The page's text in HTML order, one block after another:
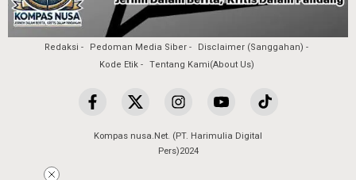
Redaksi Pedoman Media Siber
Disclaimer (Sanggahan)
Kode Etik
Tentang Kami(About Us)
Kompas nusa.Net. (PT. Harimulia Digital
Pers)2024